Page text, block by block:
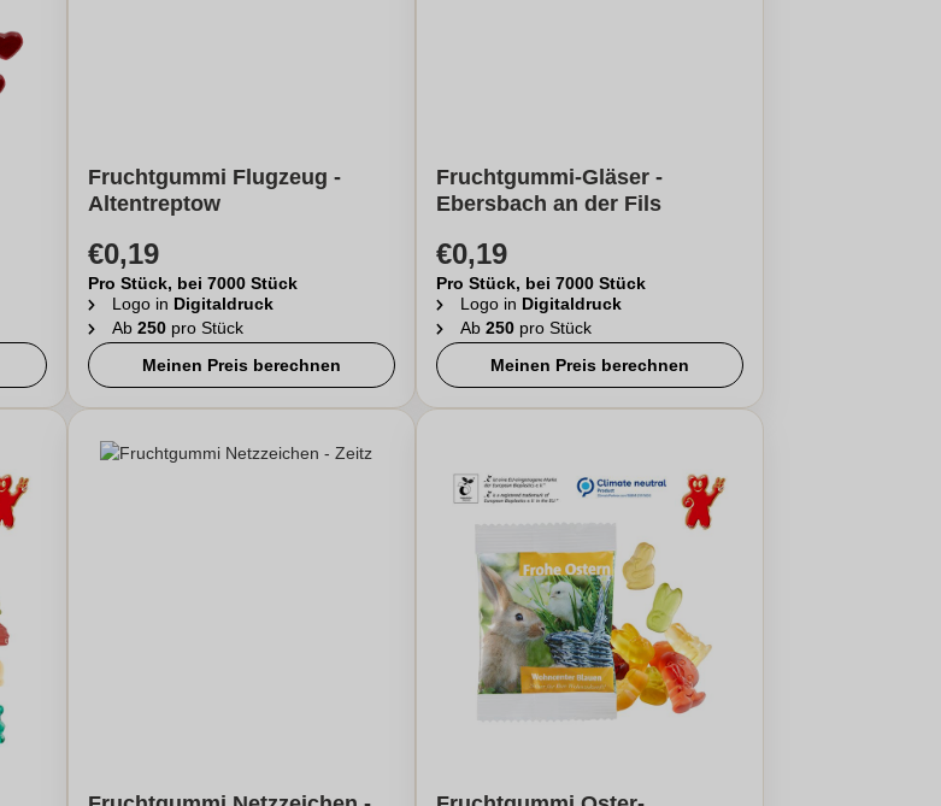
Fruchtgummi Flugzeug -
Altentreptow
€0,19
Pro Stück, bei 7000 Stück
Logo in Digitaldruck
Ab 250pro Stück
Meinen Preis berechnen
Fruchtgummi-Gläser -
Ebersbach an der Fils
€0,19
Pro Stück, bei 7000 Stück
Logo in Digitaldruck
Ab 250pro Stück
Meinen Preis berechnen